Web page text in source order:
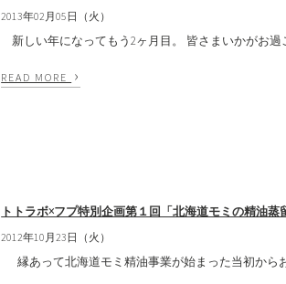
2013年02月05日（火）
新しい年になってもう2ヶ月目。 皆さまいかがお
READ MORE ›
トトラボ×フプ特別企画第１回「北海道モミの精油
2012年10月23日（火）
縁あって北海道モミ精油事業が始まった当初から